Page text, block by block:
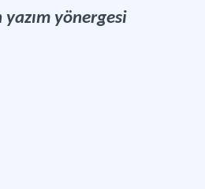
yönergesi